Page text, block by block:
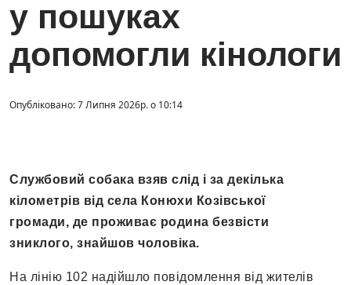
у пошуках
допомогли кінологи
Опубліковано: 7 Липня 2026р. о 10:14
Службовий собака взяв слід і за декілька
кілометрів від села Конюхи Козівської
громади, де проживає родина безвісти
зниклого, знайшов чоловіка.
На лінію 102 надійшло повідомлення від жителів